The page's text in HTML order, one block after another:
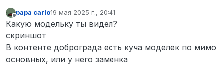
papa carlo19 мая 2025 г., 20:41
отредактировано
Какую модельку ты видел?
скриншот
В контенте доброграда есть куча моделек по мимо
основных, или у него заменка